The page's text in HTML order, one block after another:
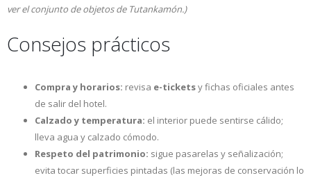
ver el conjunto de objetos de Tutankamón.)
Consejos prácticos
Compra y horarios: revisa e-ticketsy fichas oficiales antes
de salir del hotel.
Calzado y temperatura: el interior puede sentirse cálido;
lleva agua y calzado cómodo.
Respeto del patrimonio: sigue pasarelas y señalización;
evita tocar superficies pintadas (las mejoras de conservación lo